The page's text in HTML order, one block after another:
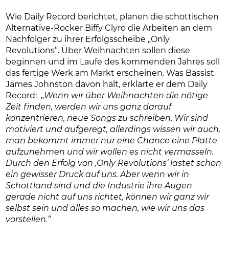
Wie Daily Record berichtet, planen die schottischen
Alternative-Rocker Biffy Clyro die Arbeiten an dem
Nachfolger zu ihrer Erfolgsscheibe „Only
Revolutions“. Über Weihnachten sollen diese
beginnen und im Laufe des kommenden Jahres soll
das fertige Werk am Markt erscheinen. Was Bassist
James Johnston davon hält, erklärte er dem Daily
Record: „Wenn wir über Weihnachten die nötige
Zeit finden, werden wir uns ganz darauf
konzentrieren, neue Songs zu schreiben. Wir sind
motiviert und aufgeregt, allerdings wissen wir auch,
man bekommt immer nur eine Chance eine Platte
aufzunehmen und wir wollen es nicht vermasseln.
Durch den Erfolg von ‚Only Revolutions‘ lastet schon
ein gewisser Druck auf uns. Aber wenn wir in
Schottland sind und die Industrie ihre Augen
gerade nicht auf uns richtet, können wir ganz wir
selbst sein und alles so machen, wie wir uns das
vorstellen.“